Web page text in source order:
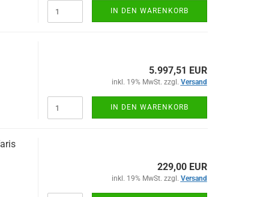
IN DEN WARENKORB
5.997,51 EUR
inkl. 19% MwSt. zzgl. Versand
IN DEN WARENKORB
229,00 EUR
inkl. 19% MwSt. zzgl. Versand